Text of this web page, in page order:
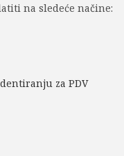
na sledeće načine:
za PDV